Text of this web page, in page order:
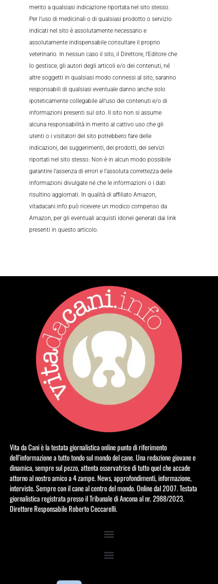
merito a qualsiasi indicazione riportata nel sito stesso.
Per l’uso di medicinali o di qualsiasi prodotto o servizio
indicati nel sito è assolutamente necessario e
assolutamente indispensabile consultare il proprio
veterinario. In nessun caso il sito, il Direttore, l’Editore che
lo gestisce, gli autori degli articoli e/o dei contenuti, né
altre soggetti in qualsiasi modo connessi al sito, saranno
responsabili di qualsiasi eventuale danno anche solo
ipoteticamente collegabile all’uso dei contenuti e/o di
informazioni presenti sul sito. Il sito non si assume
alcuna responsabilità in merito al cattivo uso che gli
utenti o i visitatori del sito potrebbero fare delle
indicazioni, dei suggerimenti, dei prodotti, dei servizi
riportati nel sito stesso. Non è in alcun modo possibile
garantire l’assenza di errori e l’assoluta correttezza delle
informazioni divulgate né che le informazioni o i dati
risultino aggiornati. In qualità di affiliato Amazon,
vitadacani.info può ricevere un modico compenso da
Amazon, per gli eventuali acquisti idonei generati dai link
presenti in questo articolo.
Vita da Cani è la testata giornalistica online punto di riferimento
dell’informazione a tutto tondo sul mondo del cane. Una redazione giovane e
dinamica, sempre sul pezzo, attenta osservatrice di tutto quel che accade
attorno al nostro amico a 4 zampe. News, approfondimenti, informazione,
interviste. Sempre con il cane al centro del mondo. Online dal 2007. Testata
giornalistica registrata presso il Tribunale di Ancona al nr. 2988/2023.
Direttore Responsabile Roberto Ceccarelli.